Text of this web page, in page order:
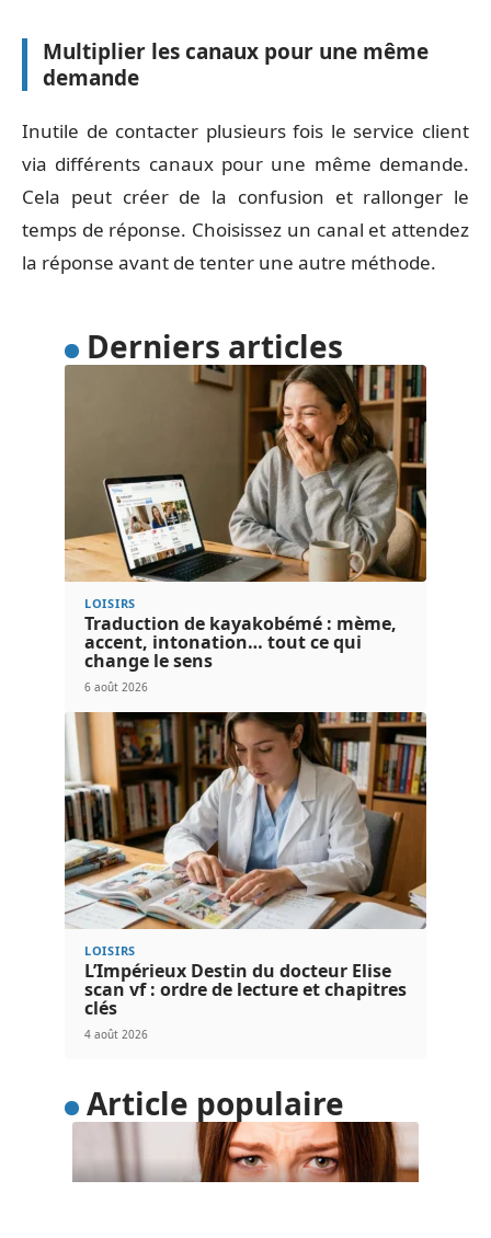
Multiplier les canaux pour une même
demande
Inutile de contacter plusieurs fois le service client
via différents canaux pour une même demande.
Cela peut créer de la confusion et rallonger le
temps de réponse. Choisissez un canal et attendez
la réponse avant de tenter une autre méthode.
Derniers articles
LOISIRS
Traduction de kayakobémé : mème,
accent, intonation… tout ce qui
change le sens
6 août 2026
LOISIRS
L’Impérieux Destin du docteur Elise
scan vf : ordre de lecture et chapitres
clés
4 août 2026
Article populaire